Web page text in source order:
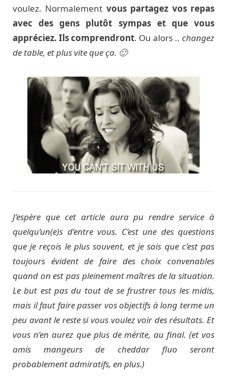
voulez. Normalement vous partagez vos repas
avec des gens plutôt sympas et que vous
appréciez. Ils comprendront. Ou alors .. changez
de table, et plus vite que ça. 🙂
J’espère que cet article aura pu rendre service à
quelqu’un(e)s d’entre vous. C’est une des questions
que je reçois le plus souvent, et je sais que c’est pas
toujours évident de faire des choix convenables
quand on est pas pleinement maîtres de la situation.
Le but est pas du tout de se frustrer tous les midis,
mais il faut faire passer vos objectifs à long terme un
peu avant le reste si vous voulez voir des résultats. Et
vous n’en aurez que plus de mérite, au final. (et vos
amis mangeurs de cheddar fluo seront
probablement admiratifs, en plus.)